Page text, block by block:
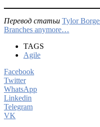
Перевод статьи Tylor
Branches anymore…
TAGS
Agile
Facebook
Twitter
WhatsApp
Linkedin
Telegram
VK